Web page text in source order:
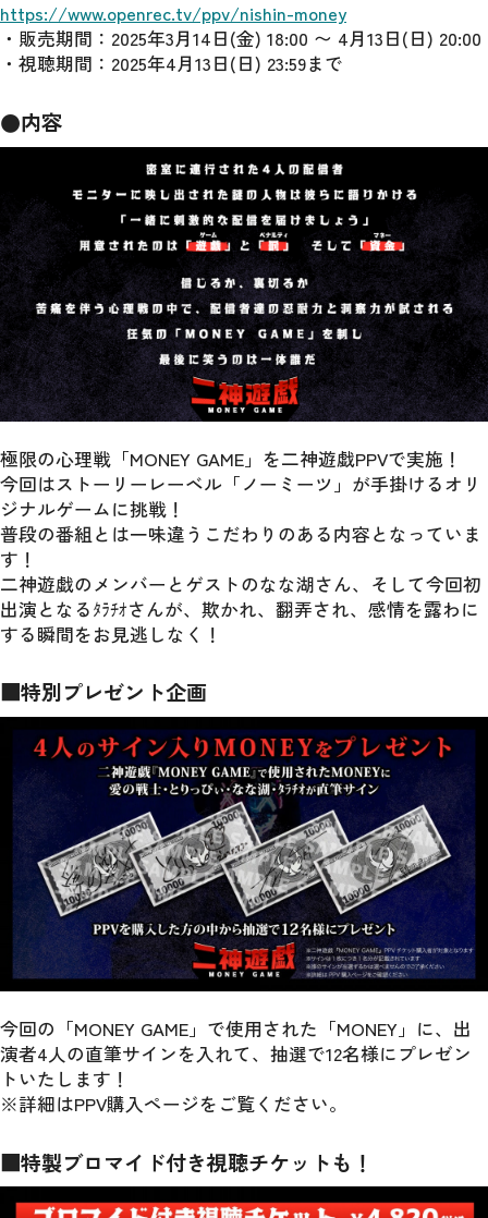
https://www.openrec.tv/ppv/nishin-money
・販売期間：2025年3月14日(金) 18:00 〜 4月13日(日) 20:00
・視聴期間：2025年4月13日(日) 23:59まで
●内容
極限の心理戦「MONEY GAME」を二神遊戯PPVで実施！
今回はストーリーレーベル「ノーミーツ」が手掛けるオリ
ジナルゲームに挑戦！
普段の番組とは一味違うこだわりのある内容となっていま
す！
二神遊戯のメンバーとゲストのなな湖さん、そして今回初
出演となるﾀﾗﾁｵさんが、欺かれ、翻弄され、感情を露わに
する瞬間をお見逃しなく！
■特別プレゼント企画
今回の「MONEY GAME」で使用された「MONEY」に、出
演者4人の直筆サインを入れて、抽選で12名様にプレゼン
トいたします！
※詳細はPPV購入ページをご覧ください。
■特製ブロマイド付き視聴チケットも！